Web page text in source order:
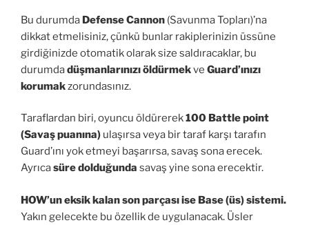
Bu durumda Defense Cannon (Savunma Topları)’na
dikkat etmelisiniz, çünkü bunlar rakiplerinizin üssüne
girdiğinizde otomatik olarak size saldıracaklar, bu
durumdadüşmanlarınızı öldürmekve Guard’ınızı
korumakzorundasınız.
Taraflardan biri, oyuncu öldürerek100 Battle point
(Savaş puanına) ulaşırsa veya bir taraf karşı tarafın
Guard’ını yok etmeyi başarırsa, savaş sona erecek.
Ayrıcasüre dolduğunda savaş yine sona erecektir.
HOW’un eksik kalan son parçası ise Base (üs) sistemi.
Yakın gelecekte bu özellik de uygulanacak. Üsler